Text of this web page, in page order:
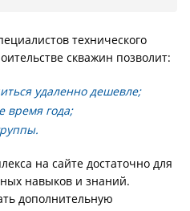
технического
скважин позволит:
удаленно дешевле;
время года;
на сайте достаточно для
навыков и знаний.
дополнительную